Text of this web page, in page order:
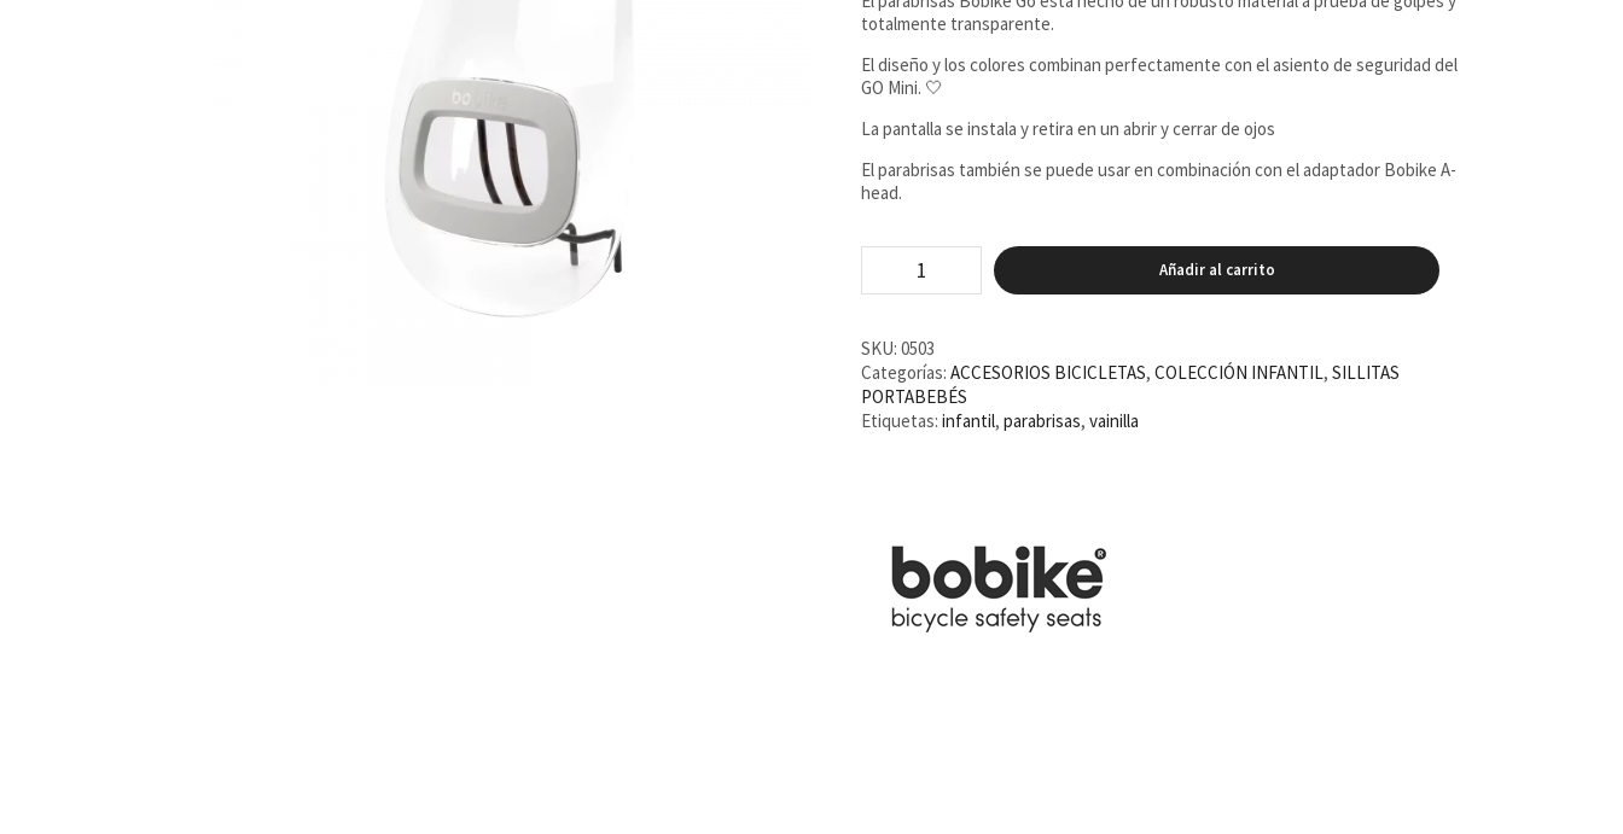
totalmente transparente.
El diseño y los colores combinan perfectamente con el asiento de seguridad del
GO Mini. 🤍
La pantalla se instala y retira en un abrir y cerrar de ojos
El parabrisas también se puede usar en combinación con el adaptador Bobike A-
head.
GO
cantidad
Añadir al carrito
SKU:0503
Categorías:ACCESORIOS BICICLETAS,COLECCIÓN INFANTIL,SILLITAS
PORTABEBÉS
Etiquetas:infantil,parabrisas,vainilla